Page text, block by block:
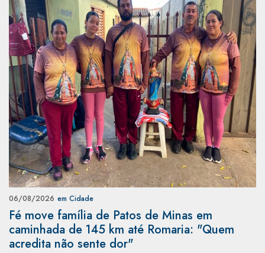
06/08/2026 em Cidade
Fé move família de Patos de Minas em
caminhada de 145 km até Romaria: "Quem
acredita não sente dor"